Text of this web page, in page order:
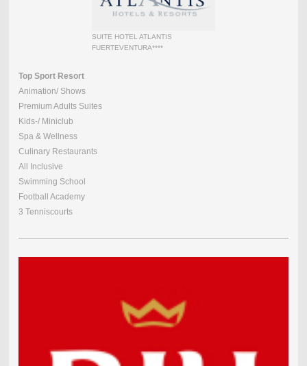
SUITE HOTEL ATLANTIS
FUERTEVENTURA****
Top Sport Resort
Animation/ Shows
Premium Adults Suites
Kids-/ Miniclub
Spa & Wellness
Culinary Restaurants
All Inclusive
Swimming School
Football Academy
3 Tenniscourts